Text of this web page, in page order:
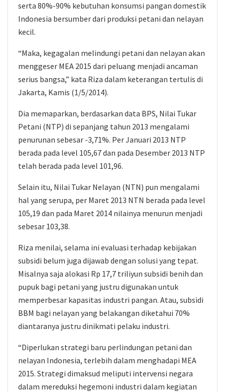
serta 80%-90% kebutuhan konsumsi pangan domestik
Indonesia bersumber dari produksi petani dan nelayan
kecil.
“Maka, kegagalan melindungi petani dan nelayan akan
menggeser MEA 2015 dari peluang menjadi ancaman
serius bangsa,” kata Riza dalam keterangan tertulis di
Jakarta, Kamis (1/5/2014).
Dia memaparkan, berdasarkan data BPS, Nilai Tukar
Petani (NTP) di sepanjang tahun 2013 mengalami
penurunan sebesar -3,71%. Per Januari 2013 NTP
berada pada level 105,67 dan pada Desember 2013 NTP
telah berada pada level 101,96.
Selain itu, Nilai Tukar Nelayan (NTN) pun mengalami
hal yang serupa, per Maret 2013 NTN berada pada level
105,19 dan pada Maret 2014 nilainya menurun menjadi
sebesar 103,38.
Riza menilai, selama ini evaluasi terhadap kebijakan
subsidi belum juga dijawab dengan solusi yang tepat.
Misalnya saja alokasi Rp 17,7 triliyun subsidi benih dan
pupuk bagi petani yang justru digunakan untuk
memperbesar kapasitas industri pangan. Atau, subsidi
BBM bagi nelayan yang belakangan diketahui 70%
diantaranya justru dinikmati pelaku industri.
“Diperlukan strategi baru perlindungan petani dan
nelayan Indonesia, terlebih dalam menghadapi MEA
2015. Strategi dimaksud meliputi intervensi negara
dalam mereduksi hegemoni industri dalam kegiatan